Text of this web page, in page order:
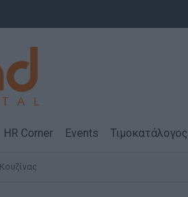
HR Corner Events Τιμοκατάλογος